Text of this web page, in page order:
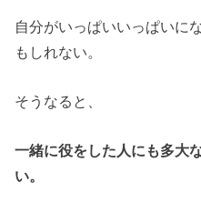
自分がいっぱいいっぱいに
もしれない。
そうなると、
一緒に役をした人にも多大
い。